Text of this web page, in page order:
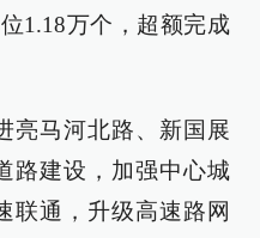
1.18万个，超额完成
亮马河北路、新国展
路建设，加强中心城
联通，升级高速路网